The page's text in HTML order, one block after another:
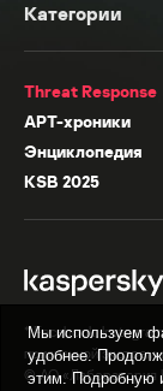
Категории
Threat Response
APT-хроники
Энциклопедия
KSB 2025
* Facebook,
признанной
© АО «Лаборатория
Мы используем
удобнее.
этим. Подробную